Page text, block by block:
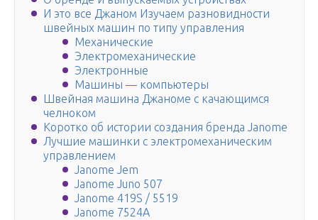
И это все Джаном Изучаем разновидности
швейных машин по типу управления
Механические
Электромеханические
Электронные
Машины — компьютеры
Швейная машина Джаноме с качающимся
челноком
Коротко об истории создания бренда Janome
Лучшие машинки с электромеханическим
управлением
Janome Jem
Janome Juno 507
Janome 419S / 5519
Janome 7524A